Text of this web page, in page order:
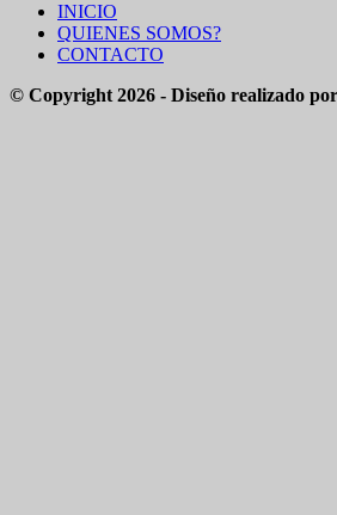
INICIO
QUIENES SOMOS?
CONTACTO
© Copyright 2026 - Diseño realizado por